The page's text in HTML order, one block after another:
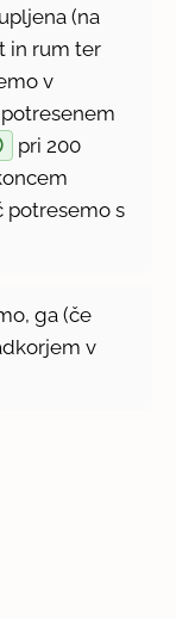
(na
in rum ter
v
pri 200
potresemo s
ga (če
v